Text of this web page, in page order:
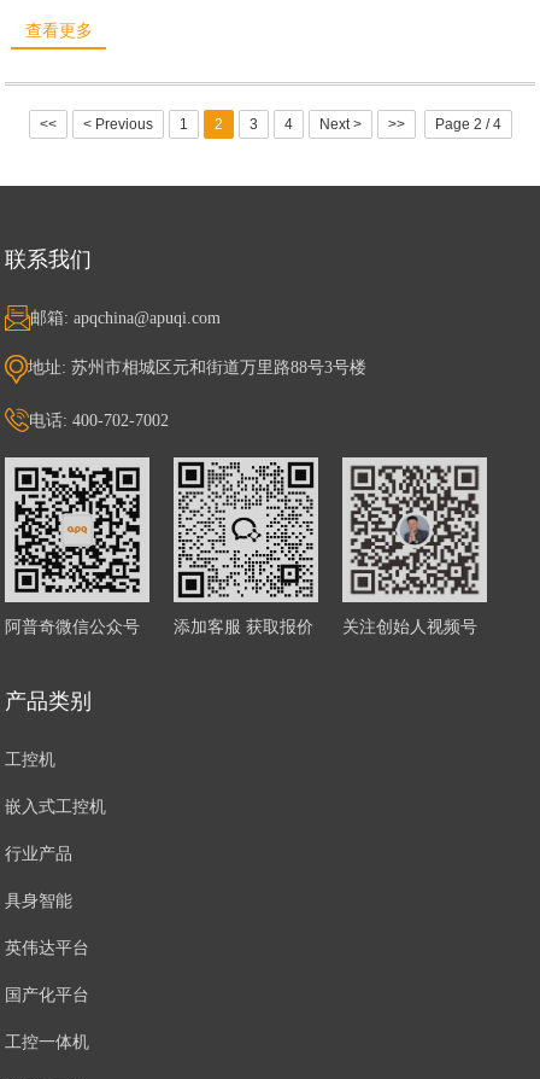
查看更多
<< < Previous 1 2 3 4 Next > >> Page 2 / 4
联系我们
邮箱: apqchina@apuqi.com
地址: 苏州市相城区元和街道万里路88号3号楼
电话: 400-702-7002
阿普奇微信公众号 添加客服 获取报价 关注创始人视频号
产品类别
工控机
嵌入式工控机
行业产品
具身智能
英伟达平台
国产化平台
工控一体机